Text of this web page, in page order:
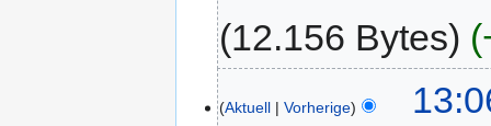
12.156 Bytes
Aktuell Vorherige